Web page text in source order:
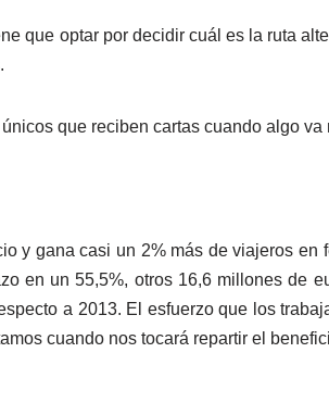
que optar por decidir cuál es la ruta
que reciben cartas cuando algo
y gana casi un 2% más de viajeros
en un 55,5%, otros 16,6 millones de
a 2013. El esfuerzo que los
cuando nos tocará repartir el